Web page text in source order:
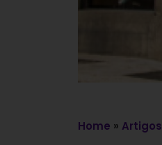
Home » Artigos